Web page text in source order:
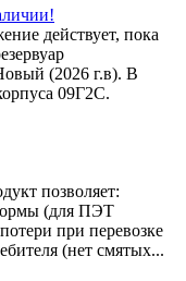
действует, пока
(2026 г.в). В
09Г2С.
позволяет:
(для ПЭТ
при перевозке
(нет смятых...